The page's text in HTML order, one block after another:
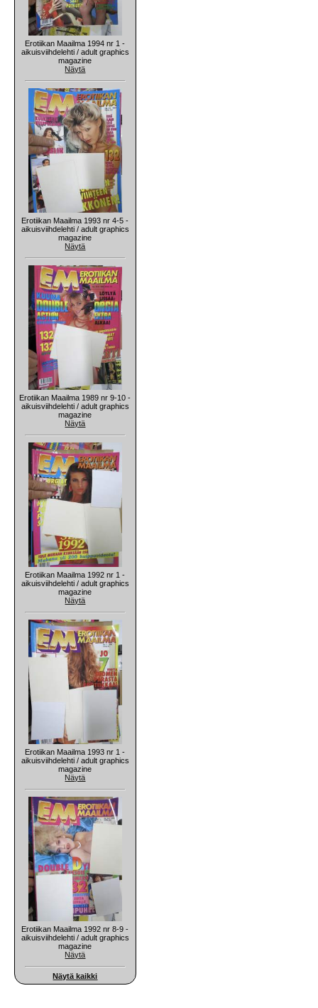
Erotiikan Maailma 1994 nr 1 -
aikuisviihdelehti / adult graphics
magazine
Näytä
Erotiikan Maailma 1993 nr 4-5 -
aikuisviihdelehti / adult graphics
magazine
Näytä
Erotiikan Maailma 1989 nr 9-10 -
aikuisviihdelehti / adult graphics
magazine
Näytä
Erotiikan Maailma 1992 nr 1 -
aikuisviihdelehti / adult graphics
magazine
Näytä
Erotiikan Maailma 1993 nr 1 -
aikuisviihdelehti / adult graphics
magazine
Näytä
Erotiikan Maailma 1992 nr 8-9 -
aikuisviihdelehti / adult graphics
magazine
Näytä
Näytä kaikki